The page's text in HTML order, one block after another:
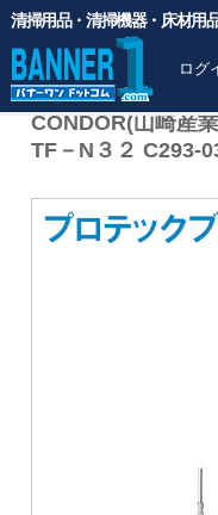
清掃用品・清掃機器・床材用
ログ
HOME
商品一覧 ▼
バナーワンドットコム>
産業) ホウキ プロテック
トル再利用品
CONDOR(山崎産
TF－N３２ C293-